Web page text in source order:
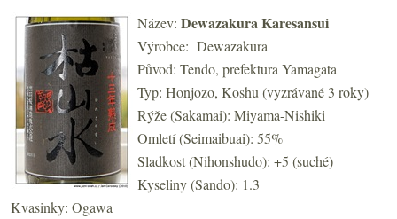
Název: DewazakuraKaresansui
Výrobce: Dewazakura
Původ: Tendo, prefektura Yamagata
Typ: Honjozo, Koshu (vyzrávané 3 roky)
Rýže (Sakamai): Miyama-Nishiki
Omletí (Seimaibuai): 55%
Sladkost (Nihonshudo): +5 (suché)
Kyseliny (Sando): 1.3
Kvasinky: Ogawa